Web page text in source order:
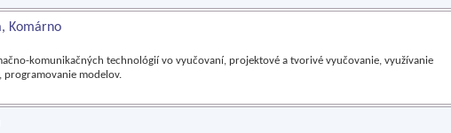
Komárno
komunikačných technológií vo vyučovaní, projektové a tvorivé vyučovanie, využívanie
programovanie modelov.